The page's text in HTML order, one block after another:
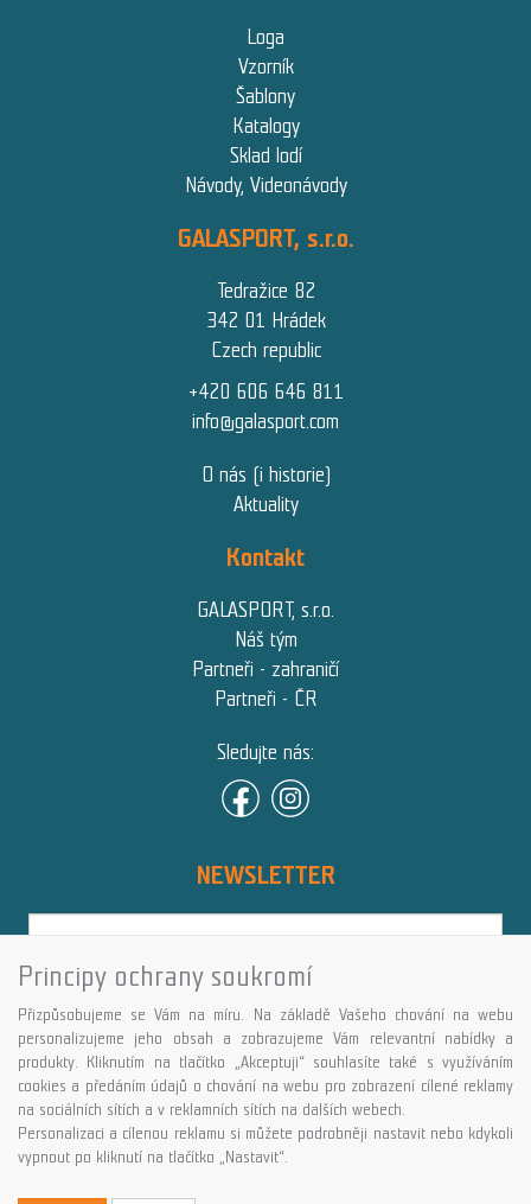
Loga
Vzorník
Šablony
Katalogy
Sklad lodí
Návody, Videonávody
GALASPORT, s.r.o.
Tedražice 82
342 01 Hrádek
Czech republic
+420 606 646 811
info@galasport.com
O nás (i historie)
Aktuality
Kontakt
GALASPORT, s.r.o.
Náš tým
Partneři - zahraničí
Partneři - ČR
Sledujte nás:
NEWSLETTER
Přihlásit
Více informací o této službě
Copyright © GALASPORT, s.r.o. 2026,
powered by ABRA E-shop
Principy ochrany soukromí
Přizpůsobujeme se Vám na míru. Na základě Vašeho chování na webu
personalizujeme jeho obsah a zobrazujeme Vám relevantní nabídky a
produkty. Kliknutím na tlačítko „Akceptuji“ souhlasíte také s využíváním
cookies a předáním údajů o chování na webu pro zobrazení cílené reklamy
na sociálních sítích a v reklamních sítích na dalších webech.
Personalizaci a cílenou reklamu si můžete podrobněji nastavit nebo kdykoli
vypnout po kliknutí na tlačítko „Nastavit“.